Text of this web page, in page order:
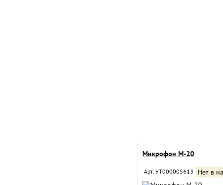
Микрофон M-20
Арт. УТ000005613 Нет в